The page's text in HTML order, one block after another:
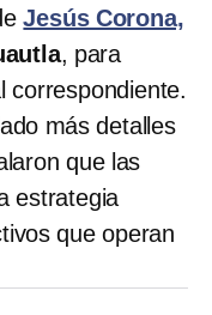
Jesús Corona,
, para
correspondiente.
más detalles
que las
estrategia
que operan